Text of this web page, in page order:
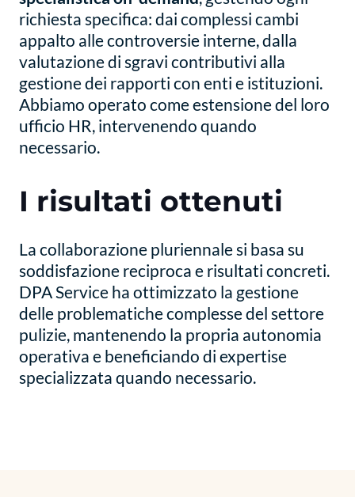
richiesta specifica: dai complessi cambi
appalto alle controversie interne, dalla
valutazione di sgravi contributivi alla
gestione dei rapporti con enti e istituzioni.
Abbiamo operato come estensione del loro
ufficio HR, intervenendo quando
necessario.
I risultati ottenuti
La collaborazione pluriennale si basa su
soddisfazione reciproca e risultati concreti.
DPA Service ha ottimizzato la gestione
delle problematiche complesse del settore
pulizie, mantenendo la propria autonomia
operativa e beneficiando di expertise
specializzata quando necessario.